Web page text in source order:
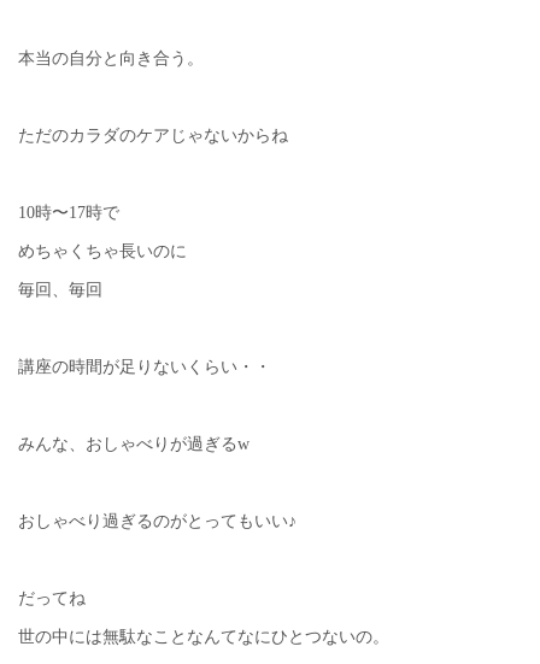
本当の自分と向き合う。
ただのカラダのケアじゃないからね
10時〜17時で
めちゃくちゃ長いのに
毎回、毎回
講座の時間が足りないくらい・・
みんな、おしゃべりが過ぎるw
おしゃべり過ぎるのがとってもいい♪
だってね
世の中には無駄なことなんてなにひとつないの。